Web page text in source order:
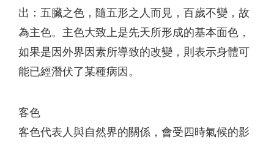
出：五臟之色，隨五形之人而見，百歲不變，故
為主色。主色大致上是先天所形成的基本面色，
如果是因外界因素所導致的改變，則表示身體可
能已經潛伏了某種病因。
客色
客色代表人與自然界的關係，會受四時氣候的影